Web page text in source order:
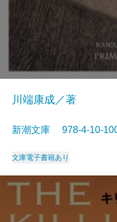
川端康成／著
新潮文庫 978-4-10-
文庫電子書籍あり